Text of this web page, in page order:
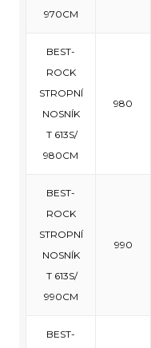
970CM
BEST-
ROCK
STROPNÍ
NOSNÍK
T 613S/
980CM
980
BEST-
ROCK
STROPNÍ
NOSNÍK
T 613S/
990CM
990
BEST-